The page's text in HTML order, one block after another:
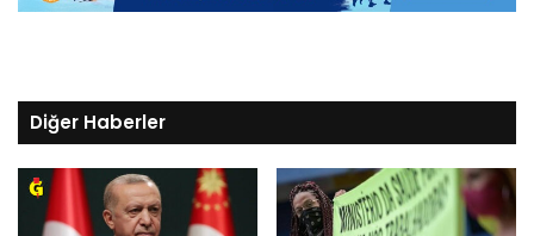
Diğer Haberler